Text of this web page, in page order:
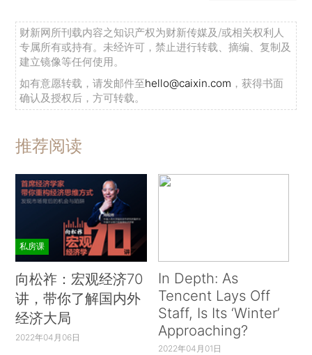
财新网所刊载内容之知识产权为财新传媒及/或相关权利人
专属所有或持有。未经许可，禁止进行转载、摘编、复制及
建立镜像等任何使用。
如有意愿转载，请发邮件至hello@caixin.com ，获得书面
确认及授权后，方可转载。
推荐阅读
私房课
向松祚：宏观经济70
讲，带你了解国内外
经济大局
2022年04月06日
In Depth: As
Tencent Lays Off
Staff, Is Its ‘Winter’
Approaching?
2022年04月01日